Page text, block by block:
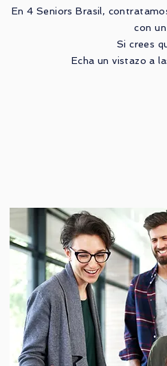
En 4 Seniors Brasil,
con
Si crees
Echa un vistazo a